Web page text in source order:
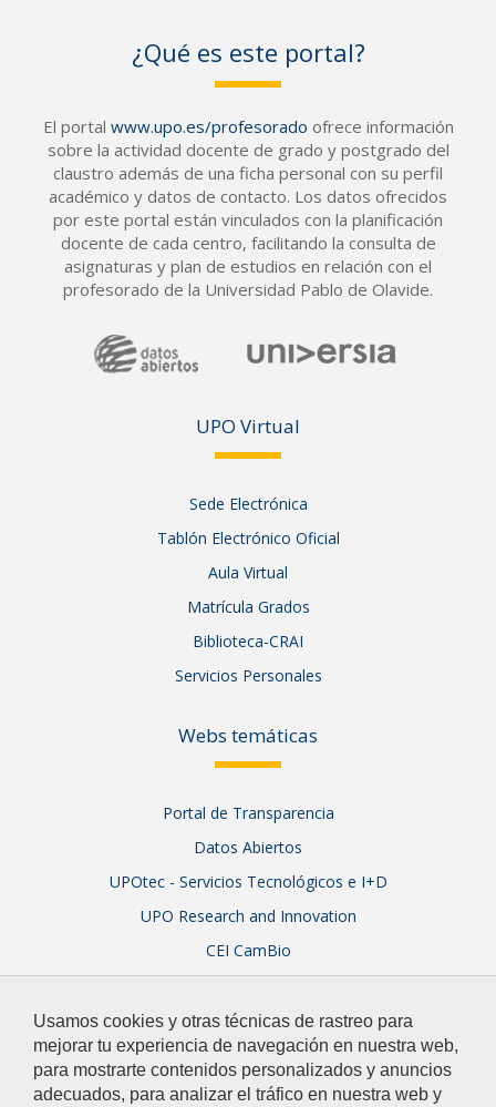
Usamos cookies y otras técnicas de rastreo para
mejorar tu experiencia de navegación en nuestra web,
para mostrarte contenidos personalizados y anuncios
adecuados, para analizar el tráfico en nuestra web y
¿Qué es este portal?
El portal www.upo.es/profesorado ofrece información
sobre la actividad docente de grado y postgrado del
claustro además de una ficha personal con su perfil
académico y datos de contacto. Los datos ofrecidos
por este portal están vinculados con la planificación
docente de cada centro, facilitando la consulta de
asignaturas y plan de estudios en relación con el
profesorado de la Universidad Pablo de Olavide.
UPO Virtual
Sede Electrónica
Tablón Electrónico Oficial
Aula Virtual
Matrícula Grados
Biblioteca-CRAI
Servicios Personales
Webs temáticas
Portal de Transparencia
Datos Abiertos
UPOtec - Servicios Tecnológicos e I+D
UPO Research and Innovation
CEI CamBio